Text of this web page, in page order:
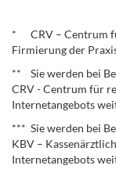
* CRV – Centrum
Firmierung der
** Sie werden bei
CRV - Centrum für
Internetangebots
*** Sie werden bei
KBV –
Internetangebots